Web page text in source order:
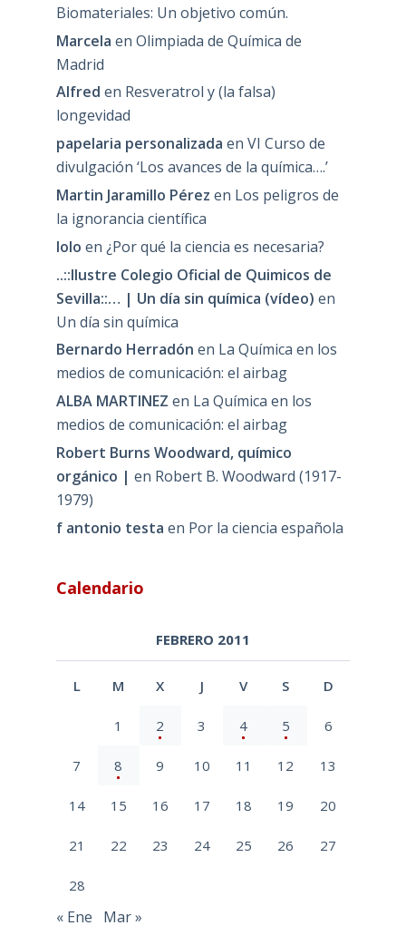
Biomateriales: Un objetivo común.
Marcela en Olimpiada de Química de
Madrid
Alfred en Resveratrol y (la falsa)
longevidad
papelaria personalizada en VI Curso de
divulgación ‘Los avances de la química….’
Martin Jaramillo Pérez en Los peligros de
la ignorancia científica
lolo en ¿Por qué la ciencia es necesaria?
..::Ilustre Colegio Oficial de Quimicos de
Sevilla::… | Un día sin química (vídeo) en
Un día sin química
Bernardo Herradón en La Química en los
medios de comunicación: el airbag
ALBA MARTINEZ en La Química en los
medios de comunicación: el airbag
Robert Burns Woodward, químico
orgánico | en Robert B. Woodward (1917-
1979)
f antonio testa en Por la ciencia española
Calendario
FEBRERO 2011
L M X J V S D
1 2 3 4 5 6
7 8 9 10 11 12 13
14 15 16 17 18 19 20
21 22 23 24 25 26 27
28
« Ene Mar »